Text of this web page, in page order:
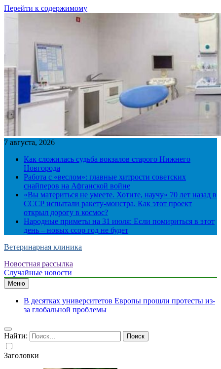
Перейти к содержимому
7 августа, 2026
Как сложилась судьба вокзалов старого Нижнего
Новгорода
Работа с «веслом»: главные хитрости советских
снайперов на Афганской войне
«Вы материться не умеете. Хотите, научу» 70 лет назад в
СССР испытали ракету-монстра. Как этот проект
открыл дорогу в космос?
Народные приметы на 31 июля: Если помириться в этот
день – новых ссор год не будет
Ветеринарная клиника
Новостная рассылка
Случайные новости
Меню
В десятках университетов Европы прошли протесты из-
за глобальной проблемы
Найти:
Заголовки